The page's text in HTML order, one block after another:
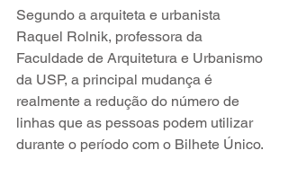
Segundo a arquiteta e urbanista
Raquel Rolnik, professora da
Faculdade de Arquitetura e Urbanismo
da USP, a principal mudança é
realmente a redução do número de
linhas que as pessoas podem utilizar
durante o período com o Bilhete Único.